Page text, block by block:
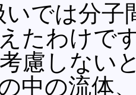
いでは分
たわけで
慮しない
中の流体